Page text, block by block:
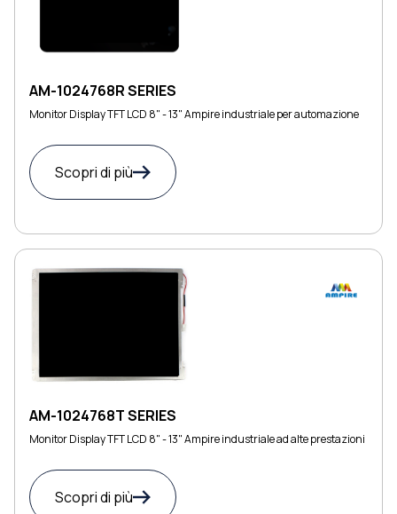
AM-1024768R SERIES
Monitor Display TFT LCD 8" - 13" Ampire industriale per automazione
Scopri di più
AM-1024768T SERIES
Monitor Display TFT LCD 8" - 13" Ampire industriale ad alte prestazioni
Scopri di più